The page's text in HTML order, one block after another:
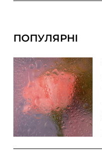
ПОПУЛЯРНІ